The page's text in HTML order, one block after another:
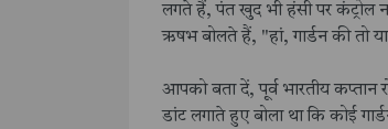
लगते हैं, पंत खुद भी हंसी पर कंट्रोल
ऋषभ बोलते हैं, "हां, गार्डन की तो
आपको बता दें, पूर्व भारतीय कप्तान
डांट लगाते हुए बोला था कि कोई